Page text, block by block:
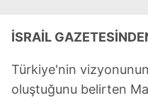
İSRAİL
Türkiye'nin
oluştuğunu belirten